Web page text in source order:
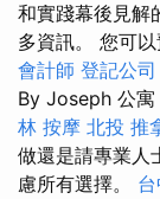
和實踐幕後見解
多資訊。 您可
會計師 登記公司
By Joseph 公
林 按摩 北投 推
做還是請專業人
慮所有選擇。